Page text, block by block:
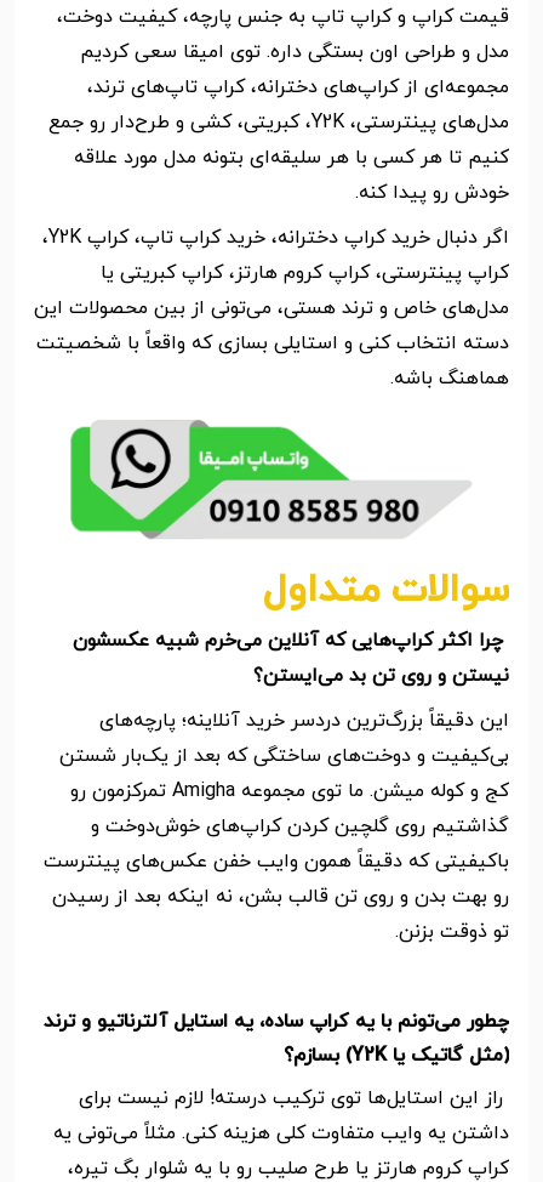
قیمت کراپ و کراپ تاپ به جنس پارچه، کیفیت دوخت،
مدل و طراحی اون بستگی داره. توی امیقا سعی کردیم
مجموعه‌ای از کراپ‌های دخترانه، کراپ تاپ‌های ترند،
مدل‌های پینترستی، Y2K، کبریتی، کشی و طرح‌دار رو جمع
کنیم تا هر کسی با هر سلیقه‌ای بتونه مدل مورد علاقه
خودش رو پیدا کنه.
اگر دنبال خرید کراپ دخترانه، خرید کراپ تاپ، کراپ Y2K،
کراپ پینترستی، کراپ کروم هارتز، کراپ کبریتی یا
مدل‌های خاص و ترند هستی، می‌تونی از بین محصولات این
دسته انتخاب کنی و استایلی بسازی که واقعاً با شخصیتت
هماهنگ باشه.
سوالات متداول
چرا اکثر کراپ‌هایی که آنلاین می‌خرم شبیه عکسشون
نیستن و روی تن بد می‌ایستن؟
این دقیقاً بزرگ‌ترین دردسر خرید آنلاینه؛ پارچه‌های
بی‌کیفیت و دوخت‌های ساختگی که بعد از یک‌بار شستن
کج و کوله میشن. ما توی مجموعه Amigha تمرکزمون رو
گذاشتیم روی گلچین کردن کراپ‌های خوش‌دوخت و
باکیفیتی که دقیقاً همون وایب خفن عکس‌های پینترست
رو بهت بدن و روی تن قالب بشن، نه اینکه بعد از رسیدن
تو ذوقت بزنن.
چطور می‌تونم با یه کراپ ساده، یه استایل آلترناتیو و ترند
(مثل گاتیک یا Y2K) بسازم؟
راز این استایل‌ها توی ترکیب درسته! لازم نیست برای
داشتن یه وایب متفاوت کلی هزینه کنی. مثلاً می‌تونی یه
کراپ کروم هارتز یا طرح صلیب رو با یه شلوار بگ تیره،